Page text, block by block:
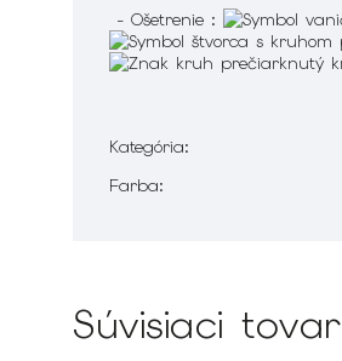
- Ošetrenie :
Kategória:
Farba:
Súvisiaci tovar